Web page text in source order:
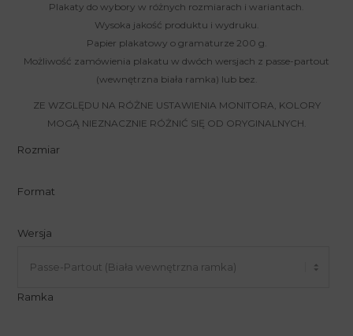
Plakaty do wybory w różnych rozmiarach i wariantach.
Wysoka jakość produktu i wydruku.
Papier plakatowy o gramaturze 200 g.
Możliwość zamówienia plakatu w dwóch wersjach z passe-partout
(wewnętrzna biała ramka) lub bez.
ZE WZGLĘDU NA RÓŻNE USTAWIENIA MONITORA, KOLORY
MOGĄ NIEZNACZNIE RÓŻNIĆ SIĘ OD ORYGINALNYCH.
Rozmiar
Format
Wersja
Ramka